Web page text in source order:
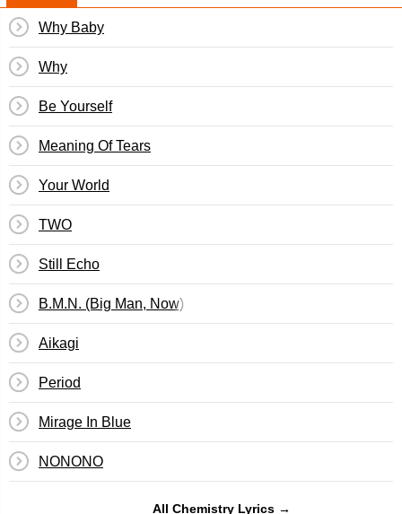
Why Baby
Why
Be Yourself
Meaning Of Tears
Your World
TWO
Still Echo
B.M.N. (Big Man, Now)
Aikagi
Period
Mirage In Blue
NONONO
All Chemistry Lyrics →